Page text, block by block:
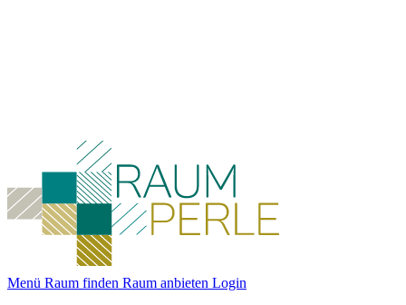
Menü Raum finden Raum anbieten Login